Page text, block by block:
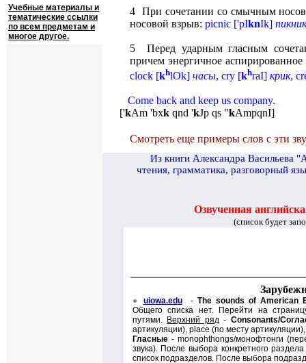
4 При сочетании со смычным
носовой взрыв: picnic ['pIknIk] пикник
5 Перед ударным гласным
причем энергичное аспирированное
clock [khlOk] часы, cry [khraI] крик,
Come back and keep us company.
['kAm 'bxkqnd 'kJp qs "kAmpqnI]
Смотреть еще примеры слов с эти
Из книги Александра Васильева
чтения, грамматика, разговорный
Озвученная
(список будет
● uiowa.edu- The sounds of American
Общего списка нет. Перейти на
путями. Верхний ряд- Consonants/
артикуляции), place (по месту
Гласные- monophthongs/монофтонги (
звука). После выбора конкретного
список подразделов. После выбора
Учебные материалы и
тематические ссылки
по всем предметам и
многое другое.